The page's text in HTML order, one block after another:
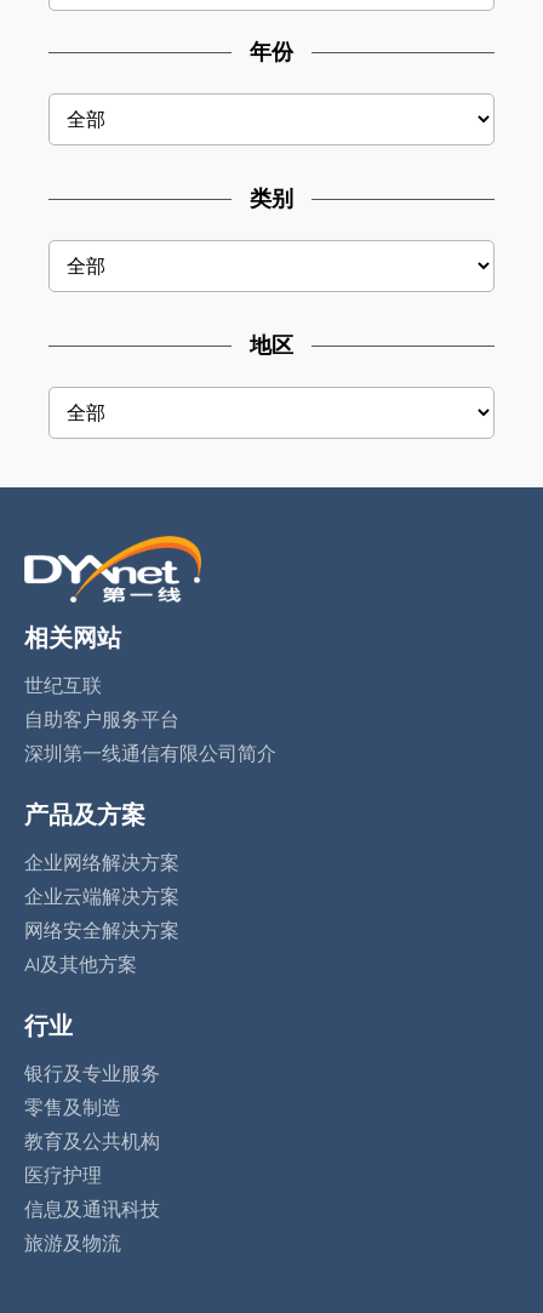
年份
类别
地区
相关网站
世纪互联
自助客户服务平台
深圳第一线通信有限公司简介
产品及方案
企业网络解决方案
企业云端解决方案
网络安全解决方案
AI及其他方案
行业
银行及专业服务
零售及制造
教育及公共机构
医疗护理
信息及通讯科技
旅游及物流